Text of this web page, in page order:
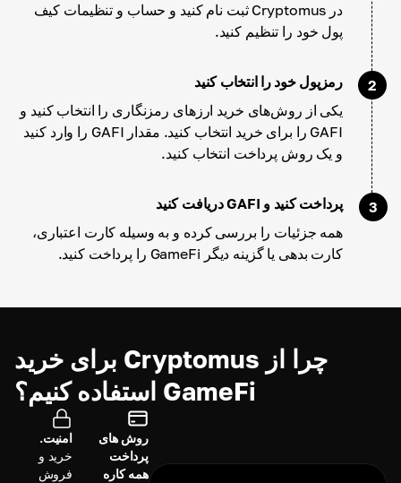
در Cryptomus ثبت نام کنید و حساب و تنظیمات کیف
پول خود را تنظیم کنید.
2
رمزپول خود را انتخاب کنید
یکی از روش‌های خرید ارزهای رمزنگاری را انتخاب کنید و
GAFI را برای خرید انتخاب کنید. مقدار GAFI را وارد کنید
و یک روش پرداخت انتخاب کنید.
3
پرداخت کنید و GAFI دریافت کنید
همه جزئیات را بررسی کرده و به وسیله کارت اعتباری،
کارت بدهی یا گزینه دیگر GameFi را پرداخت کنید.
چرا از Cryptomus برای خرید
GameFi استفاده کنیم؟
روش های
پرداخت
همه کاره
امنیت.
خرید و
فروش